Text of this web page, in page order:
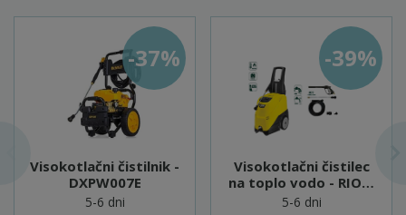
Visokotlačni čistilnik -
DXPW007E
5-6 dni
-37%
Visokotlačni čistilec
na toplo vodo - RIO-R
1108
5-6 dni
-39%